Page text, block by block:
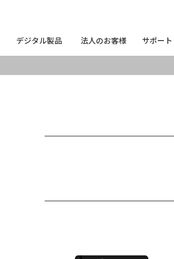
デジタル製品
デジタル製品 法人のお客様
法人のお客様 サポート
サポート